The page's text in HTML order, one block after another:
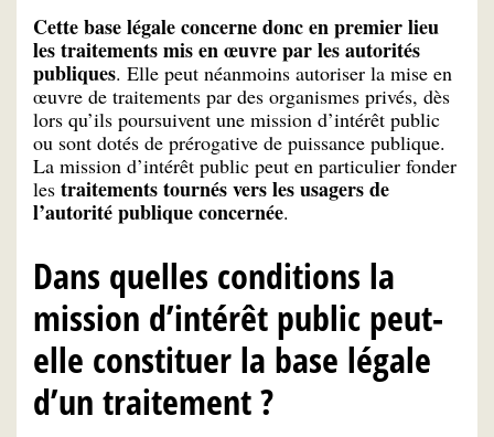
Cette base légale concerne donc en premier lieu
les traitements mis en œuvre par les autorités
publiques. Elle peut néanmoins autoriser la mise en
œuvre de traitements par des organismes privés, dès
lors qu’ils poursuivent une mission d’intérêt public
ou sont dotés de prérogative de puissance publique.
La mission d’intérêt public peut en particulier fonder
les traitements tournés vers les usagers de
l’autorité publique concernée.
Dans quelles conditions la
mission d’intérêt public peut-
elle constituer la base légale
d’un traitement ?